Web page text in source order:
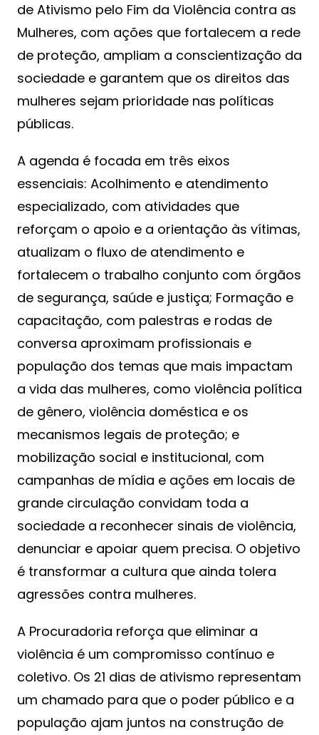
de Ativismo pelo Fim da Violência contra as
Mulheres, com ações que fortalecem a rede
de proteção, ampliam a conscientização da
sociedade e garantem que os direitos das
mulheres sejam prioridade nas políticas
públicas.
A agenda é focada em três eixos
essenciais: Acolhimento e atendimento
especializado, com atividades que
reforçam o apoio e a orientação às vítimas,
atualizam o fluxo de atendimento e
fortalecem o trabalho conjunto com órgãos
de segurança, saúde e justiça; Formação e
capacitação, com palestras e rodas de
conversa aproximam profissionais e
população dos temas que mais impactam
a vida das mulheres, como violência política
de gênero, violência doméstica e os
mecanismos legais de proteção; e
mobilização social e institucional, com
campanhas de mídia e ações em locais de
grande circulação convidam toda a
sociedade a reconhecer sinais de violência,
denunciar e apoiar quem precisa. O objetivo
é transformar a cultura que ainda tolera
agressões contra mulheres.
A Procuradoria reforça que eliminar a
violência é um compromisso contínuo e
coletivo. Os 21 dias de ativismo representam
um chamado para que o poder público e a
população ajam juntos na construção de